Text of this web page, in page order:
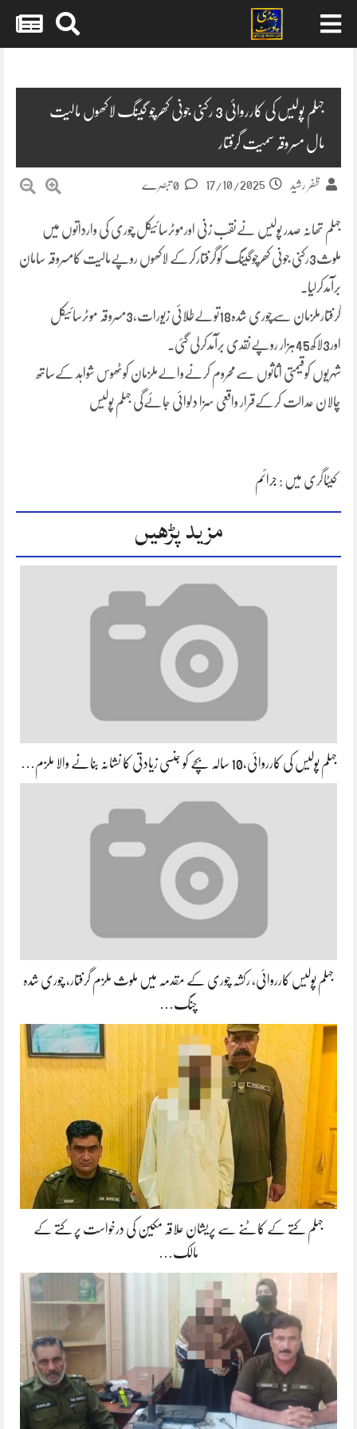
جہلم پولیس کی کارروائی 3 رکنی جونی کھرچو گینگ لاکھوں مالیت
مال مسروقہ سمیت گرفتار
ظفر رشید 17/10/2025
جہلم تھانہ صدر پولیس نےنقب زنی اورموٹرسائیکل چوری کی وارداتوں میں
ملوث3رکنی جونی کھرچوگینگ کوگرفتارکرکے لاکھوں روپےمالیت کامسروقہ سامان
برآمدکرلیا۔
گرفتارملزمان سےچوری شدہ18تولےطلائی زیورات،3مسروقہ موٹرسائیکل
اور3لاکھ45ہزار روپےنقدی برآمدکرلی گئی۔
شہریوں کوقیمتی اثاثوں سےمحروم کرنےوالےملزمان کوٹھوس شواہد کےساتھ
چالان عدالت کرکےقرار واقعی سزا دلوائی جائےگی جہلم پولیس
کیٹاگری میں : جرائم
مزید پڑھیں
جہلم پولیس کی کارروائی،10 سالہ بچے کو جنسی زیادتی کا نشانہ بنانے والا ملزم…
جہلم پولیس کارروائی، رکشہ چوری کے مقدمہ میں ملوث ملزم گرفتار، چوری شدہ
چنگ…
جہلم کتے کے کاٹنے سے پریشان علاقہ مکین کی درخواست پر کتے کے
مالک…